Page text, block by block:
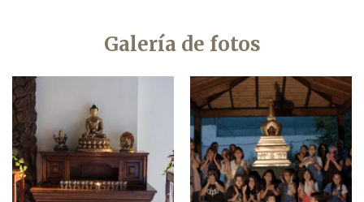
Galería de fotos